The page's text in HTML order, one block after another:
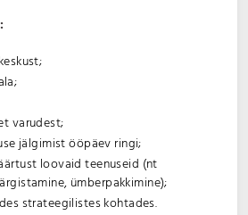
varudest;
jälgimist ööpäev ringi;
loovaid teenuseid (nt
ümberpakkimine);
strateegilistes kohtades.